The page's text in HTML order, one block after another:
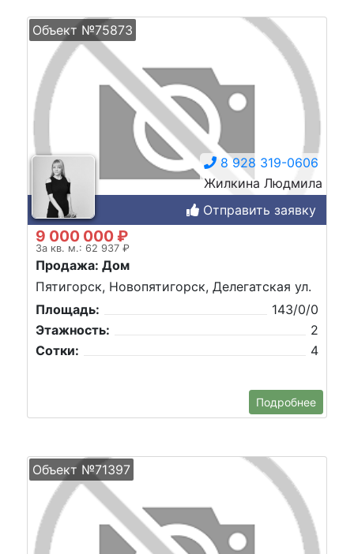
Объект №75873
8 928 319-0606
Жилкина Людмила
Отправить заявку
9 000 000 ₽
За кв. м.: 62 937 ₽
Продажа: Дом
Пятигорск, Новопятигорск, Делегатская ул.
Площадь:
143/0/0
Этажность:
2
Сотки:
4
Подробнее
Объект №71397